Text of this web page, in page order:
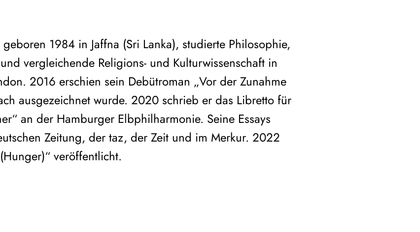
1984 in Jaffna (Sri Lanka), studierte Philosophie,
vergleichende Religions- und Kulturwissenschaft in
2016 erschien sein Debütroman „Vor der Zunahme
ausgezeichnet wurde. 2020 schrieb er das Libretto für
an der Hamburger Elbphilharmonie. Seine Essays
Zeitung, der taz, der Zeit und im Merkur. 2022
veröffentlicht.